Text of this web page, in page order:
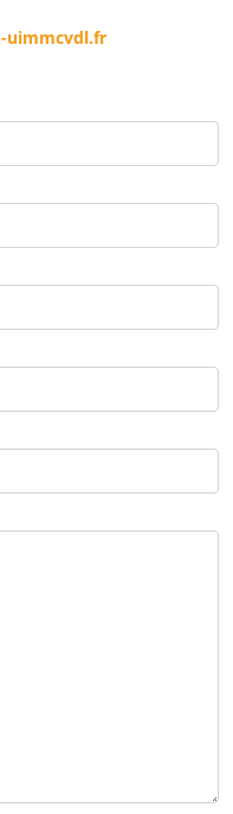
uimmcvdl.fr